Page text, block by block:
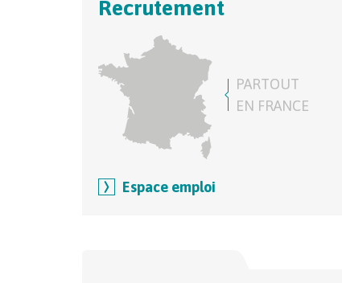
Recrutement
PARTOUT
EN FRANCE
Espace emploi